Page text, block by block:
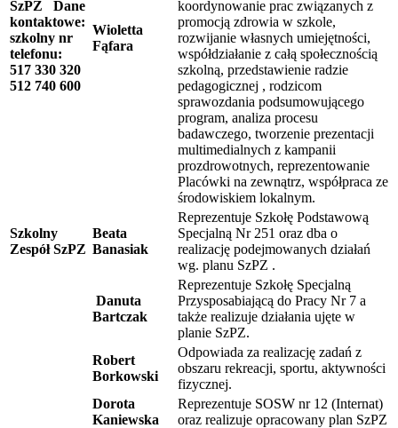
SzPZ
Dane
kontaktowe:
szkolny nr
telefonu:
517 330 320
512 740 600
Wioletta
Fąfara
koordynowanie prac związanych z
promocją zdrowia w szkole,
rozwijanie własnych umiejętności,
współdziałanie z całą społecznością
szkolną, przedstawienie radzie
pedagogicznej , rodzicom
sprawozdania podsumowującego
program, analiza procesu
badawczego, tworzenie prezentacji
multimedialnych z kampanii
prozdrowotnych, reprezentowanie
Placówki na zewnątrz, współpraca ze
środowiskiem lokalnym.
Szkolny
Zespół SzPZ
Beata
Banasiak
Reprezentuje Szkołę Podstawową
Specjalną Nr 251 oraz dba o
realizację podejmowanych działań
wg. planu SzPZ .
Danuta
Bartczak
Reprezentuje Szkołę Specjalną
Przysposabiającą do Pracy Nr 7 a
także realizuje działania ujęte w
planie SzPZ.
Robert
Borkowski
Odpowiada za realizację zadań z
obszaru rekreacji, sportu, aktywności
fizycznej.
Dorota
Kaniewska
Reprezentuje SOSW nr 12 (Internat)
oraz realizuje opracowany plan SzPZ